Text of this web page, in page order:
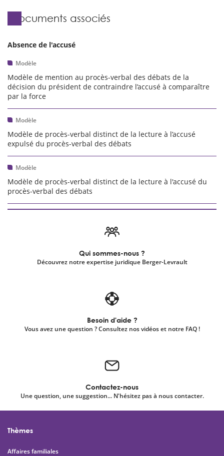
Documents associés
Absence de l'accusé
Modèle
Modèle de mention au procès-verbal des débats de la
décision du président de contraindre l’accusé à comparaître
par la force
Modèle
Modèle de procès-verbal distinct de la lecture à l’accusé
expulsé du procès-verbal des débats
Modèle
Modèle de procès-verbal distinct de la lecture à l'accusé du
procès-verbal des débats
Qui sommes-nous ?
Découvrez notre expertise juridique Berger-Levrault
Besoin d'aide ?
Vous avez une question ? Consultez nos vidéos et notre FAQ !
Contactez-nous
Une question, une suggestion... N'hésitez pas à nous contacter.
Thèmes
Affaires familiales